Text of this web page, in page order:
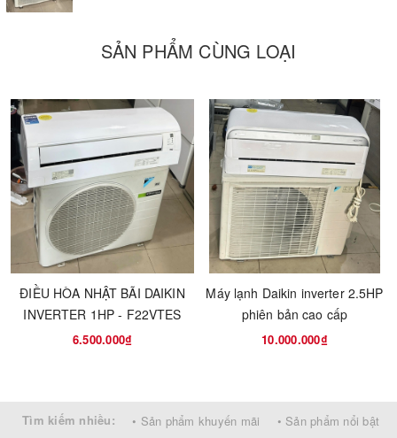
SẢN PHẨM CÙNG LOẠI
ĐIỀU HÒA NHẬT BÃI DAIKIN
INVERTER 1HP - F22VTES
6.500.000₫
Máy lạnh Daikin inverter 2.5HP
phiên bản cao cấp
10.000.000₫
Tìm kiếm nhiều: • Sản phẩm khuyến mãi • Sản phẩm nổi bật